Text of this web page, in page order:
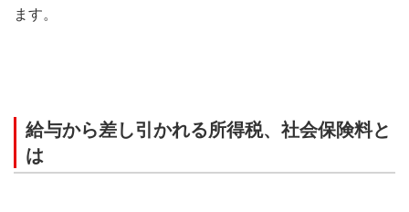
ます。
給与から差し引かれる所得税、社会保険料と
は